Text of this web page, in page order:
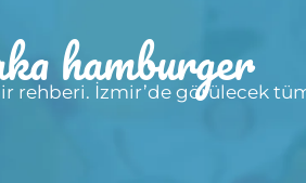
hamburger
rehberi. İzmir’de görülecek